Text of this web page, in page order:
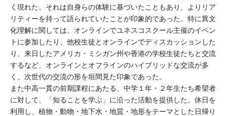
く現れた。それは自身らの体験に基づいたこともあり、よりリア
リティーを持って語られていたことが印象的であった。特に異文
化理解に関しては、オンラインでユネスコスクール主催のイベン
トに参加したり、他校生徒とオンラインでディスカッションした
り、来日したアメリカ・ミシガン州や香港の学校生徒たちと交流
するなど、オンラインとオフラインのハイブリッドな交流が多
く、次世代の交流の形を垣間見た印象であった。
また中高一貫の前期課程にあたる、中学１年・２年生たち希望者
に対して、「知ることを学ぶ」に沿った活動を提供した。休日を
利用し、植物・動物・地下水・地質・地形をテーマとした日帰り